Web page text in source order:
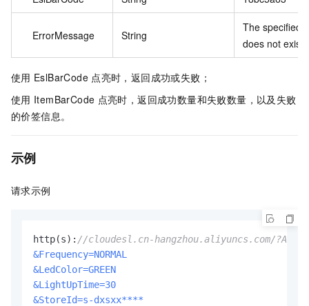
ErrorMessage String
The specified
does not exist.
使用 EslBarCode 点亮时，返回成功或失败；
使用 ItemBarCode 点亮时，返回成功数量和失败数量，以及失败
的价签信息。
示例
请求示例
http(s): //cloudesl.cn-hangzhou.aliyuncs.com/
&Frequency=NORMAL
&LedColor=GREEN
&LightUpTime=30
&StoreId=s-dxsxx****